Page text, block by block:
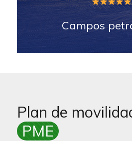
Campos
Plan de
PME